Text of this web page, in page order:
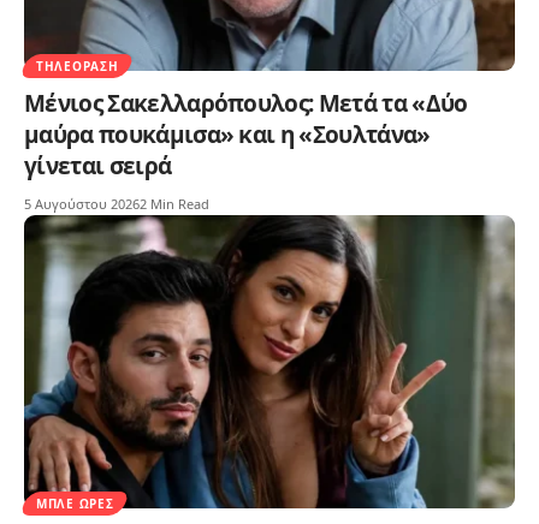
ΤΗΛΕΌΡΑΣΗ
Μένιος Σακελλαρόπουλος: Μετά τα «Δύο
μαύρα πουκάμισα» και η «Σουλτάνα»
γίνεται σειρά
5 Αυγούστου 20262 Min Read
ΜΠΛΕ ΏΡΕΣ